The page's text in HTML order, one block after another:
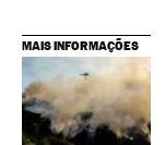
MAIS INFORMAÇÕES